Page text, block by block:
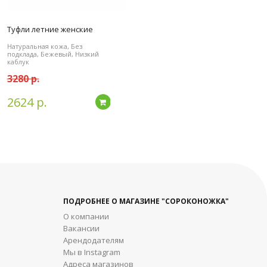
Туфли летние женские
Натуральная кожа, Без
подклада, Бежевый, Низкий
каблук
3280 р.
2624 р. Подробнее
ПОДРОБНЕЕ О МАГАЗИНЕ "СОРОКОНОЖКА"
О компании
Вакансии
Арендодателям
Мы в Instagram
Адреса магазинов